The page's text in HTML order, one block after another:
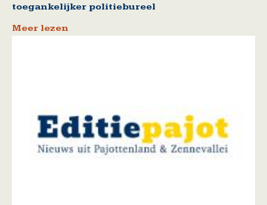
toegankelijker politiebureel
Meer lezen